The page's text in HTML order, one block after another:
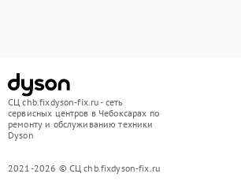
СЦ chb.fixdyson-fix.ru - сеть
сервисных центров в Чебоксарах по
ремонту и обслуживанию техники
Dyson
2021-2026 © СЦ chb.fixdyson-fix.ru